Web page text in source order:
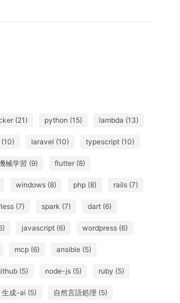
(21) python (15) lambda (13)
laravel (10) typescript (10)
械学習 (9) flutter (8)
windows (8) php (8) rails (7)
(7) spark (7) dart (6)
javascript (6) wordpress (6)
mcp (6) ansible (5)
(5) node-js (5) ruby (5)
生成-ai (5) 自然言語処理 (5)